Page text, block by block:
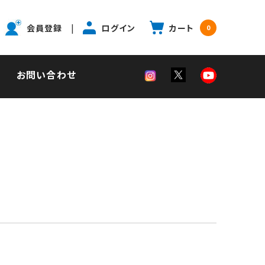
会員登録 | ログイン カート 0
お問い合わせ